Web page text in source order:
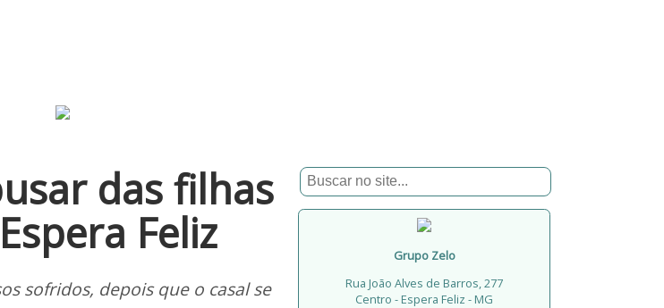
das filhas
Feliz
sofridos, depois que o casal se
Grupo Zelo
Rua João Alves de Barros, 277
Centro - Espera Feliz - MG